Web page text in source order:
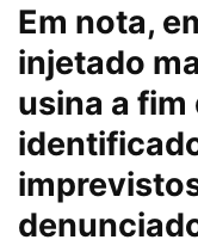
Em nota,
injetado
usina a